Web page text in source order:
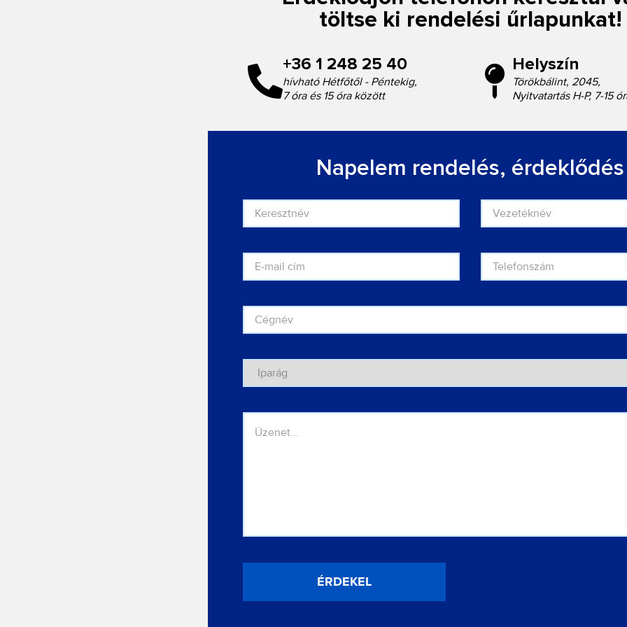
töltse ki rendelési űrlapunkat!
+36 1 248 25 40
hívható Hétfőtől - Péntekig,
7 óra és 15 óra között
Helyszín
Törökbálint, 2045,
Nyitvatartás H-P, 7-15
Napelem rendelés, érdeklődés